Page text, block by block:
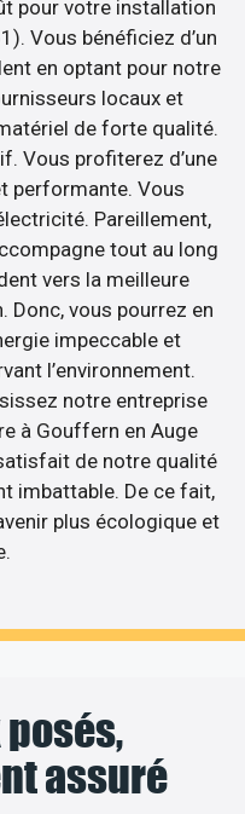
pour votre installation
Vous bénéficiez d’un
en optant pour notre
locaux et
de forte qualité.
Vous profiterez d’une
performante. Vous
Pareillement,
tout au long
vers la meilleure
vous pourrez en
impeccable et
l’environnement.
notre entreprise
à Gouffern en Auge
de notre qualité
imbattable. De ce fait,
plus écologique et
assuré